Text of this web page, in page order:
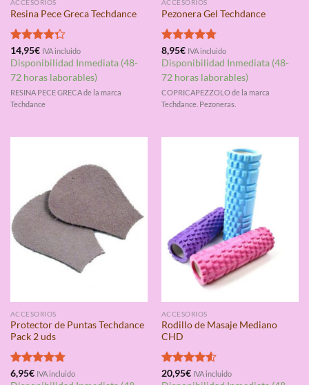
ACCESORIOS
Resina Pece Greca Techdance
Valorado
con4.25
de 5
14,95€ IVA incluido
Disponibilidad Inmediata (48-
72 horas laborables)
RESINA PECE GRECA de la marca
Techdance
ACCESORIOS
Pezonera Gel Techdance
Valorado
con4.75
de 5
8,95€ IVA incluido
Disponibilidad Inmediata (48-
72 horas laborables)
COPRICAPEZZOLO de la marca
Techdance. Pezoneras.
ACCESORIOS
Protector de Puntas Techdance
Pack 2 uds
Valorado
6,95€ IVA incluido
ACCESORIOS
Rodillo de Masaje Mediano
CHD
Valorado
20,95€ IVA incluido